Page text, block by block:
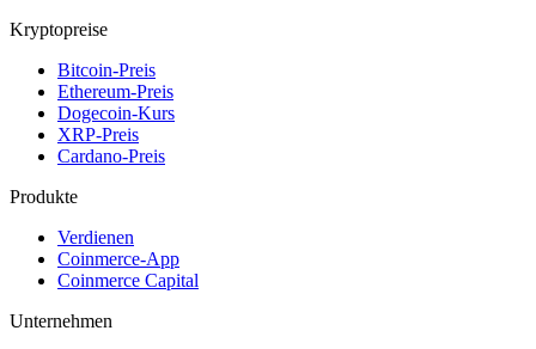
Kryptopreise
Bitcoin-Preis
Ethereum-Preis
Dogecoin-Kurs
XRP-Preis
Cardano-Preis
Produkte
Verdienen
Coinmerce-App
Coinmerce Capital
Unternehmen